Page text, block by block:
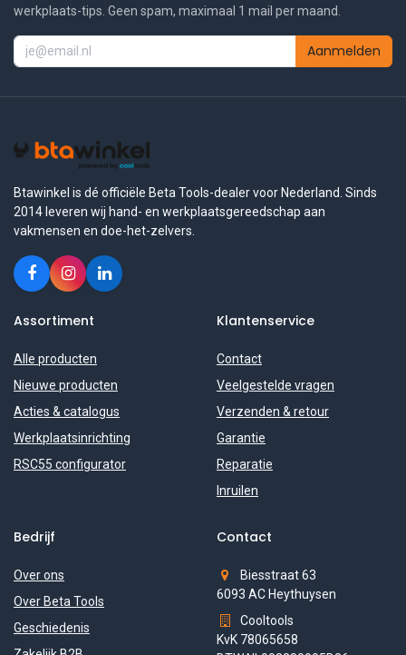
werkplaats-tips. Geen spam, maximaal 1 mail per maand.
Aanmelden
Btawinkel is dé officiële Beta Tools-dealer voor Nederland. Sinds
2014 leveren wij hand- en werkplaatsgereedschap aan
vakmensen en doe-het-zelvers.
Assortiment
Alle producten
Nieuwe producten
Acties & catalogus
Werkplaatsinrichting
RSC55 configurator
Klantenservice
Contact
Veelgestelde vragen
Verzenden & retour
Garantie
Reparatie
Inruilen
Bedrijf
Over ons
Over Beta Tools
Geschiedenis
Contact
Biesstraat 63
6093 AC Heythuysen
Cooltools
KvK 78065658